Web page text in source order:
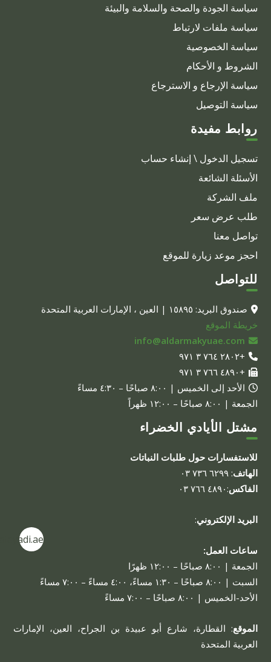
سياسة الجودة والصحة والسلامة والبيئة
سياسة ملفات لارتباط
سياسة الخصوصية
الشروط و الأحكام
سياسة الإرجاع و الاسترجاع
سياسة التوصيل
روابط مفيدة
تسجيل الدخول \ إنشاء حساب
الأسئلة الشائعة
ملف الشركة
طلب عرض سعر
تواصل معنا
احجز موعد زيارة للموقع
للتواصل
صندوق البريد: ١٥٨٩٥ | العين ، الإمارات العربية المتحدة
خريطة الموقع
info@aldarmakyuae.com
+٢٨٠٢ ٧٦٤ ٣ ٩٧١
+٤٨٩٠ ٧٦٦ ٣ ٩٧١
الأحد إلى الخميس | ٨:٠٠ صباحًا – ٤:٣٠ مساءً
الجمعة | ٨:٠٠ صباحًا – ١٢:٠٠ ظهراً
مشتل الأيادي الخضراء
للاستفسارات حول طلبات النباتات
الهاتف: ٦٢٩٩ ٧٣٦ ٠٣
الفاكس:٤٨٩٠ ٧٦٦ ٠٣
البريد الإلكتروني:
ساعات العمل:
الجمعة | ٨:٠٠ صباحًا – ١٢:٠٠ ظهرًا
السبت | ٨:٠٠ صباحًا – ١:٣٠ مساءً، ٤:٠٠ مساءً – ٧:٠٠ مساءً
الأحد-الخميس | ٨:٠٠ صباحًا – ٧:٠٠ مساءً
الموقع: القطارة، شارع أبو عبيدة بن الجراح، العين، الإمارات
العربية المتحدة